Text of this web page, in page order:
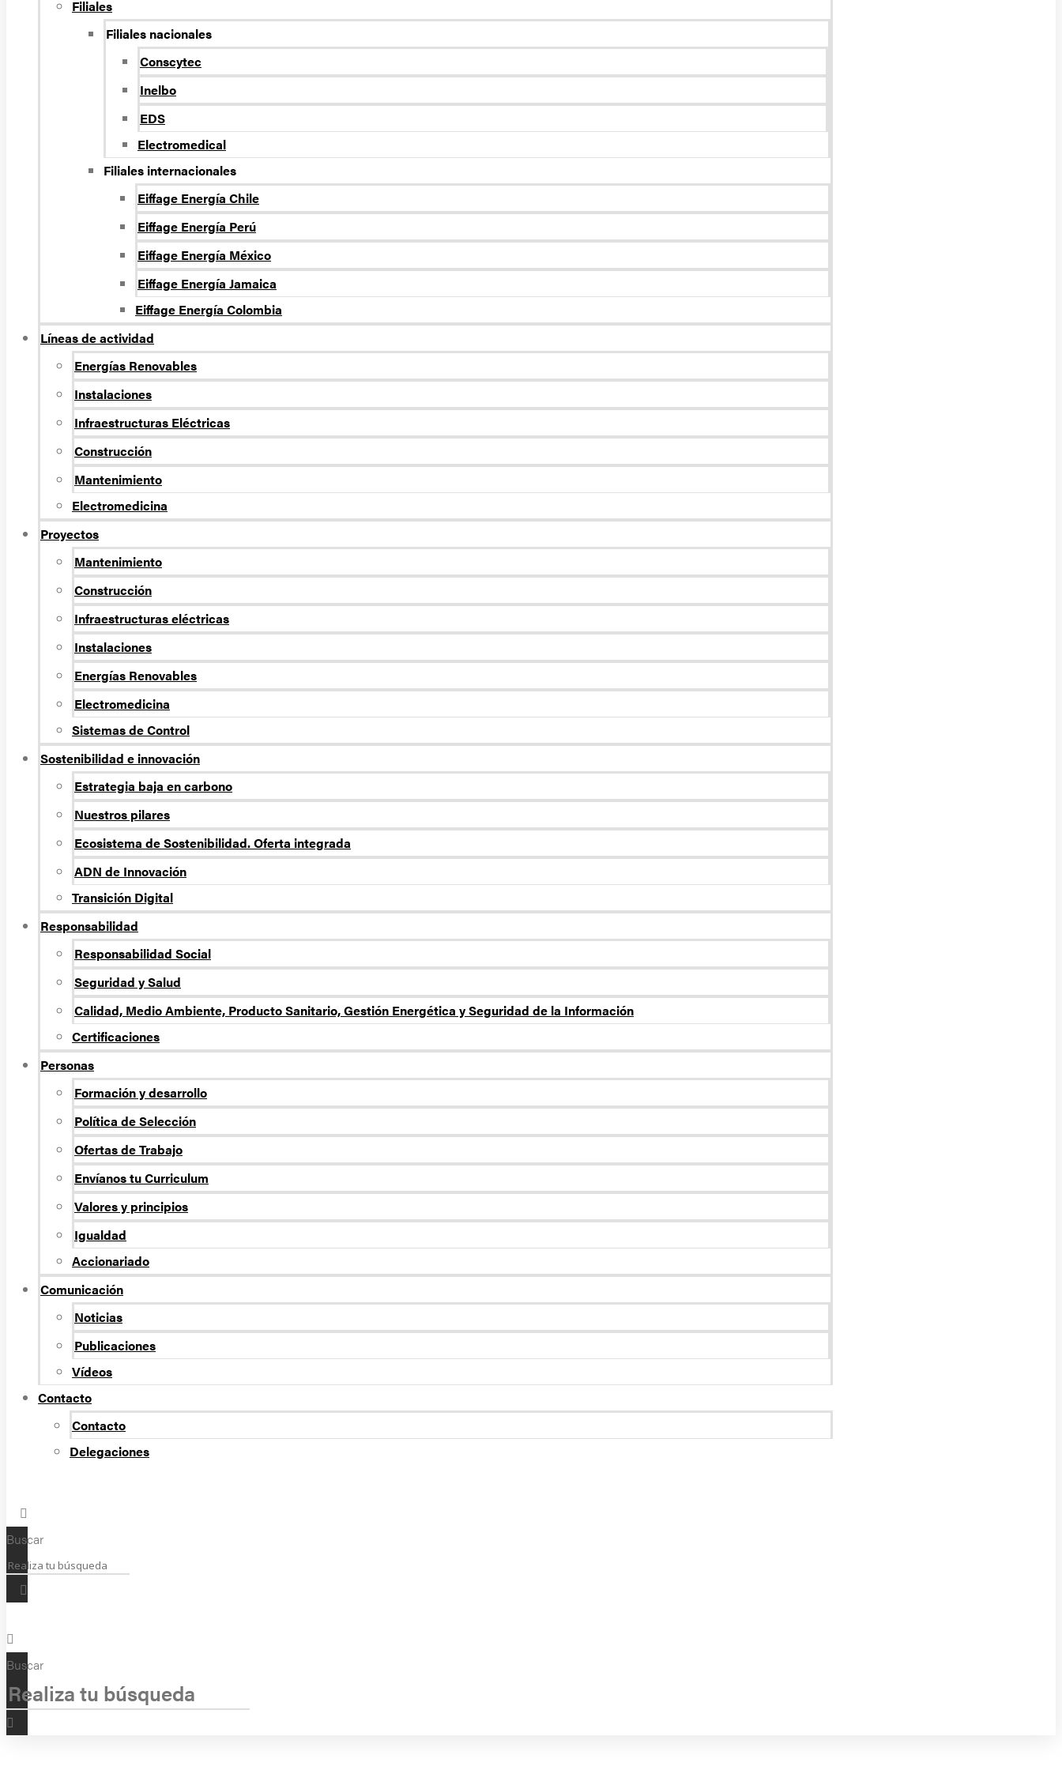
Filiales
Filiales nacionales
Conscytec
Inelbo
EDS
Electromedical
Filiales internacionales
Eiffage Energía Chile
Eiffage Energía Perú
Eiffage Energía México
Eiffage Energía Jamaica
Eiffage Energía Colombia
Líneas de actividad
Energí­as Renovables
Instalaciones
Infraestructuras Eléctricas
Construcción
Mantenimiento
Electromedicina
Proyectos
Mantenimiento
Construcción
Infraestructuras eléctricas
Instalaciones
Energías Renovables
Electromedicina
Sistemas de Control
Sostenibilidad e innovación
Estrategia baja en carbono
Nuestros pilares
Ecosistema de Sostenibilidad. Oferta integrada
ADN de Innovación
Transición Digital
Responsabilidad
Responsabilidad Social
Seguridad y Salud
Calidad, Medio Ambiente, Producto Sanitario, Gestión Energética y Seguridad de la Información
Certificaciones
Personas
Formación y desarrollo
Política de Selección
Ofertas de Trabajo
Envíanos tu Curriculum
Valores y principios
Igualdad
Accionariado
Comunicación
Noticias
Publicaciones
Vídeos
Contacto
Contacto
Delegaciones
Buscar
Buscar